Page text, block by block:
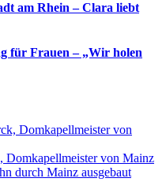
am Rhein – Clara liebt
für Frauen – „Wir holen
Domkapellmeister von Mainz